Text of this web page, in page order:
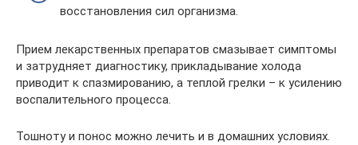
восстановления сил организма.
Прием лекарственных препаратов смазывает симптомы
и затрудняет диагностику, прикладывание холода
приводит к спазмированию, а теплой грелки – к усилению
воспалительного процесса.
Тошноту и понос можно лечить и в домашних условиях.